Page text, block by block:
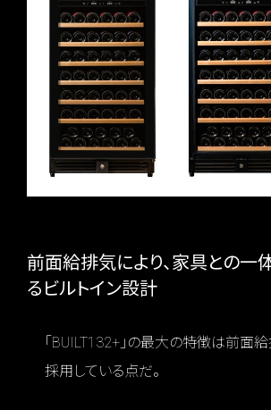
前面給排気により、家具との一
るビルトイン設計
「BUILT132+」の最大の特徴は前面
採用している点だ。